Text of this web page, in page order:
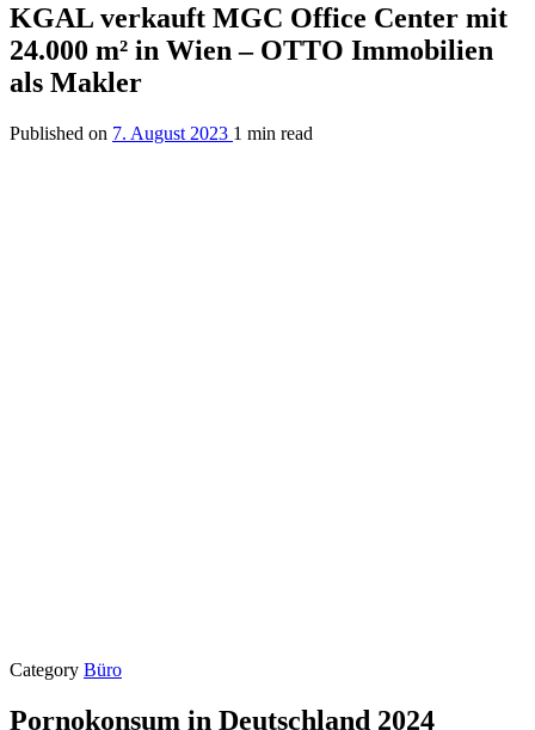
KGAL verkauft MGC Office Center mit
24.000 m² in Wien – OTTO Immobilien
als Makler
Published on 7. August 2023 1 min read
Category Büro
Pornokonsum in Deutschland 2024